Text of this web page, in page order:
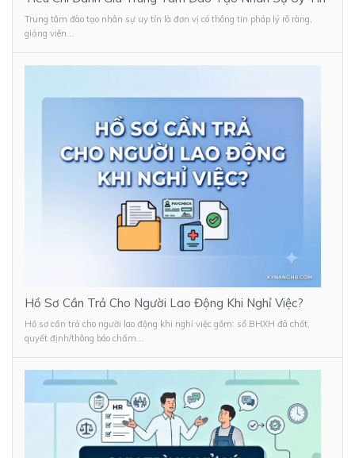
Trung tâm đào tạo nhân sự uy tín là đơn vị có thông tin pháp lý rõ ràng,
giảng viên...
Hồ Sơ Cần Trả Cho Người Lao Động Khi Nghỉ Việc?
Hồ sơ cần trả cho người lao động khi nghỉ việc gồm: sổ BHXH đã chốt,
quyết định/thông báo chấm...